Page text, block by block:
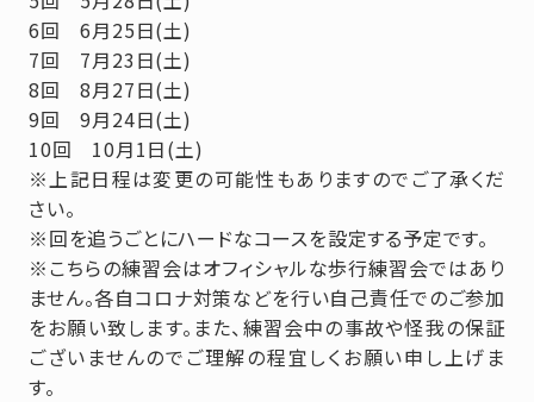
6回 6月25日(土)
7回 7月23日(土)
8回 8月27日(土)
9回 9月24日(土)
10回 10月1日(土)
※上記日程は変更の可能性もありますのでご了承くだ
さい。
※回を追うごとにハードなコースを設定する予定です。
※こちらの練習会はオフィシャルな歩行練習会ではあり
ません。各自コロナ対策などを行い自己責任でのご参加
をお願い致します。また、練習会中の事故や怪我の保証
ございませんのでご理解の程宜しくお願い申し上げま
す。